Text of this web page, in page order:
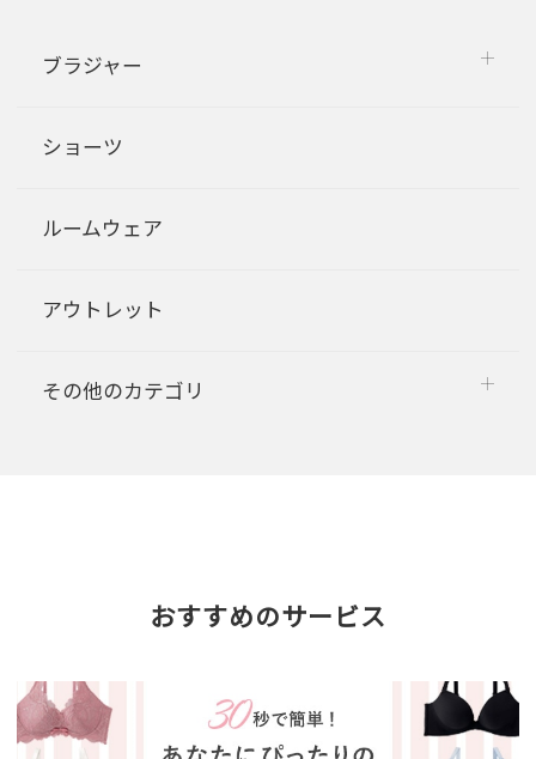
ブラジャー
ショーツ
ルームウェア
アウトレット
その他のカテゴリ
おすすめのサービス